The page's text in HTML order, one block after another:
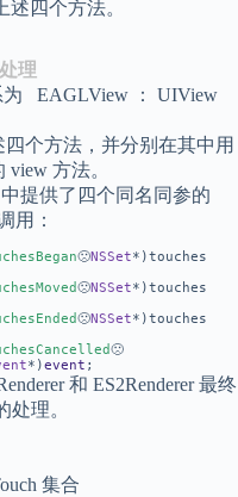
述四个方法。
理
为 EAGLView ： UIView
个方法，并分别在其中用
view 方法。
提供了四个同名同参的
用：
🙁NSSet*)touches
🙁NSSet*)touches
🙁NSSet*)touches
🙁
*)event ;
和 ES2Renderer 最终
处理。
集合